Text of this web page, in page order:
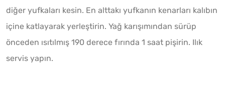
diğer yufkaları kesin. En alttakı yufkanın kenarları kalıbın
içine katlayarak yerleştirin. Yağ karışımından sürüp
önceden ısıtılmış 190 derece fırında 1 saat pişirin. Ilık
servis yapın.